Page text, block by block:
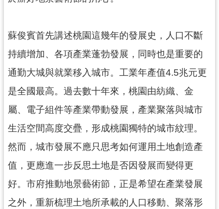
桃
園
市
政
府
入
網
私
權
政
策
網
蘇俊賓首先講述桃園這幾年的發展史，人口不斷
持續增加、各項產業蓬勃發展，同時也是重要的
通勤大城與就業移入城市。工業年產值4.5兆元更
是全國最高。過去數十年來，桃園由紡織、金
屬、電子組件等產業帶動發展，產業聚落與城市
生活空間高度交疊，形成桃園獨特的城市紋理。
然而，城市發展不應只思考如何運用土地創造產
值，更應進一步反思土地是否因發展而變得更
好。市府推動地景藝術節，正是希望在產業發展
之外，重新梳理土地所承載的人口移動、聚落形